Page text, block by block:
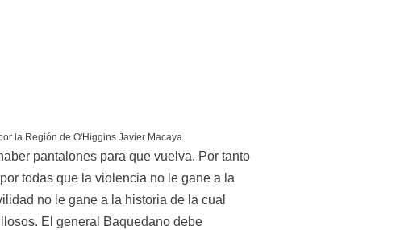
la Región de O'Higgins Javier Macaya.
pantalones para que vuelva. Por tanto
todas que la violencia no le gane a la
no le gane a la historia de la cual
El general Baquedano debe